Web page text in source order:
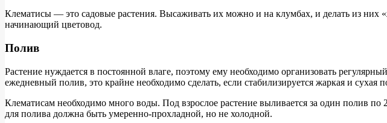
Клематисы — это садовые растения. Высаживать их можно и на клумбах, и делать из них
начинающий цветовод.
Полив
Растение нуждается в постоянной влаге, поэтому ему необходимо организовать
ежедневный полив, это крайне необходимо сделать, если стабилизируется жаркая и сухая
Клематисам необходимо много воды. Под взрослое растение выливается за один полив
для полива должна быть умеренно-прохладной, но не холодной.